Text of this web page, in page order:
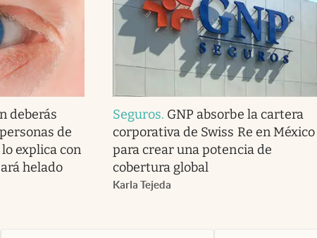
deberás
de
explica con
helado
Seguros. GNP absorbe la cartera
corporativa de Swiss Re en México
para crear una potencia de
cobertura global
Karla Tejeda